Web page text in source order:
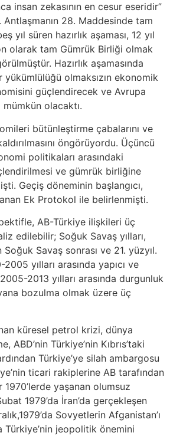
insan zekasının en cesur eseridir”
Antlaşmanın 28. Maddesinde tam
yıl süren hazırlık aşaması, 12 yıl
olarak tam Gümrük Birliği olmak
Hazırlık aşamasında
olmaksızın ekonomik
güçlendirecek ve Avrupa
olacaktı.
bütünleştirme çabalarını ve
öngörüyordu. Üçüncü
politikaları arasındaki
ve gümrük birliğine
Geçiş döneminin başlangıcı,
Ek Protokol ile belirlenmişti.
AB-Türkiye ilişkileri üç
edilebilir; Soğuk Savaş yılları,
Soğuk Savaş sonrası ve 21. yüzyıl.
yılları arasında yapıcı ve
2013 yılları arasında durgunluk
bozulma olmak üzere üç
küresel petrol krizi, dünya
ABD’nin Türkiye’nin Kıbrıs’taki
Türkiye’ye silah ambargosu
ticari rakiplerine AB tarafından
1970’lerde yaşanan olumsuz
1979’da İran’da gerçekleşen
Sovyetlerin Afganistan’ı
Türkiye’nin jeopolitik önemini